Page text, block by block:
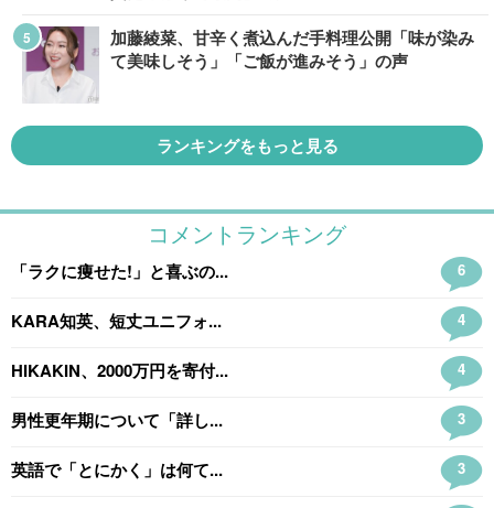
加藤綾菜、甘辛く煮込んだ手料理公開「味が染み
て美味しそう」「ご飯が進みそう」の声
ランキングをもっと見る